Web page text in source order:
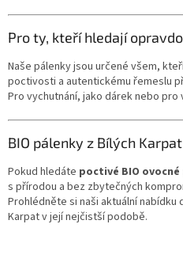
Pro ty, kteří hledají
Naše pálenky jsou určené všem,
poctivosti a autentickému řemeslu
Pro vychutnání, jako dárek nebo pro
BIO pálenky z Bílých Karpat
Pokud hledáte poctivé BIO
s přírodou a bez zbytečných
Prohlédněte si naši aktuální
Karpat v její nejčistší podobě.